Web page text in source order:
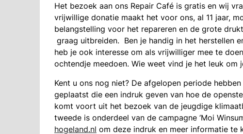
Het bezoek aan ons Repair Café is gratis en wij
vrijwillige donatie maakt het voor ons, al 11 jaar,
belangstelling voor het repareren en de grote
graag uitbreiden. Ben je handig in het herstellen
heb je ook interesse om als vrijwilliger mee te
ochtendje meedoen. Wie weet vind je het leuk om
Kent u ons nog niet? De afgelopen periode
geplaatst die een indruk geven van hoe de
komt voort uit het bezoek van de jeugdige
tweede is onderdeel van de campagne ‘Moi
hogeland.nl om deze indruk en meer informatie te